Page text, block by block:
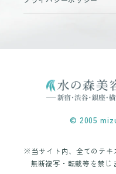
© 2005
※当サイト内、全てのテキ
無断複写・転載等を禁じ